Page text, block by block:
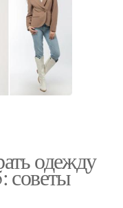
одежду
советы